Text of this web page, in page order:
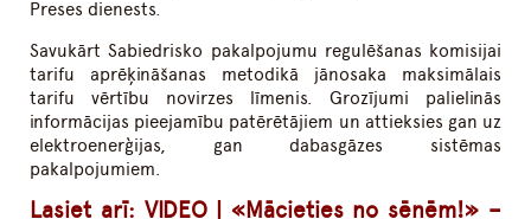
Preses dienests.
Savukārt Sabiedrisko pakalpojumu regulēšanas komisijai
tarifu aprēķināšanas metodikā jānosaka maksimālais
tarifu vērtību novirzes līmenis. Grozījumi palielinās
informācijas pieejamību patērētājiem un attieksies gan uz
elektroenerģijas, gan dabasgāzes sistēmas
pakalpojumiem.
Lasiet arī: VIDEO | «Mācieties no sēnēm!» –